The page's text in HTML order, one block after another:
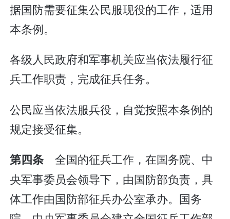
据国防需要征集公民服现役的工作，适用
本条例。
各级人民政府和军事机关应当依法履行征
兵工作职责，完成征兵任务。
公民应当依法服兵役，自觉按照本条例的
规定接受征集。
第四条 全国的征兵工作，在国务院、中
央军事委员会领导下，由国防部负责，具
体工作由国防部征兵办公室承办。国务